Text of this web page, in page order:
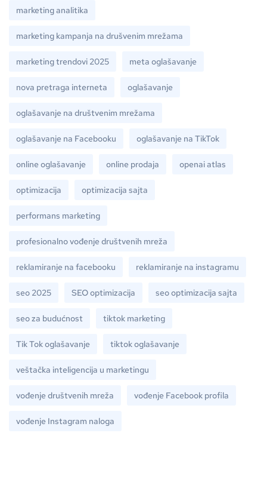
marketing analitika
marketing kampanja na drušvenim mrežama
marketing trendovi 2025 meta oglašavanje
nova pretraga interneta oglašavanje
oglašavanje na društvenim mrežama
oglašavanje na Facebooku oglašavanje na TikTok
online oglašavanje online prodaja openai atlas
optimizacija optimizacija sajta
performans marketing
profesionalno vođenje društvenih mreža
reklamiranje na facebooku reklamiranje na instagramu
seo 2025 SEO optimizacija seo optimizacija sajta
seo za budućnost tiktok marketing
Tik Tok oglašavanje tiktok oglašavanje
veštačka inteligencija u marketingu
vođenje društvenih mreža vođenje Facebook profila
vođenje Instagram naloga